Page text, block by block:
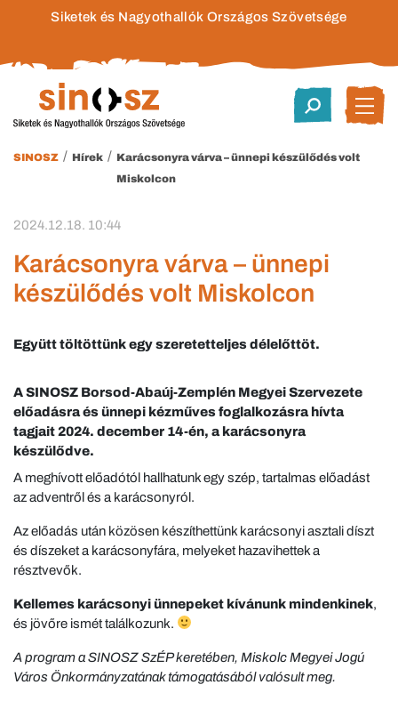
Siketek és Nagyothallók Országos Szövetsége
SINOSZ / Hírek / Karácsonyra várva – ünnepi készülődés volt
Miskolcon
2024.12.18. 10:44
Karácsonyra várva – ünnepi
készülődés volt Miskolcon
Együtt töltöttünk egy szeretetteljes délelőttöt.
A SINOSZ Borsod-Abaúj-Zemplén Megyei Szervezete
előadásra és ünnepi kézműves foglalkozásra hívta
tagjait 2024. december 14-én, a karácsonyra
készülődve.
A meghívott előadótól hallhatunk egy szép, tartalmas előadást
az adventről és a karácsonyról.
Az előadás után közösen készíthettünk karácsonyi asztali díszt
és díszeket a karácsonyfára, melyeket hazavihettek a
résztvevők.
Kellemes karácsonyi ünnepeket kívánunk mindenkinek,
és jövőre ismét találkozunk.
A program a SINOSZ SzÉP keretében, Miskolc Megyei Jogú
Város Önkormányzatának támogatásából valósult meg.